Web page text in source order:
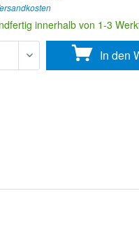
innerhalb von 1-3
In den